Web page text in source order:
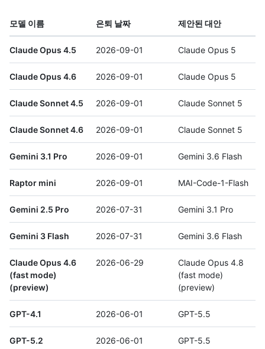
모델 이름 은퇴 날짜 제안된 대안
Claude Opus 4.5 2026-09-01 Claude Opus 5
Claude Opus 4.6 2026-09-01 Claude Opus 5
Claude Sonnet 4.5 2026-09-01 Claude Sonnet 5
Claude Sonnet 4.6 2026-09-01 Claude Sonnet 5
Gemini 3.1 Pro 2026-09-01 Gemini 3.6 Flash
Raptor mini 2026-09-01 MAI-Code-1-Flash
Gemini 2.5 Pro 2026-07-31 Gemini 3.1 Pro
Gemini 3 Flash 2026-07-31 Gemini 3.6 Flash
Claude Opus 4.6
(fast mode)
(preview)
2026-06-29
Claude Opus 4.8
(fast mode)
(preview)
GPT-4.1 2026-06-01 GPT-5.5
GPT-5.2 2026-06-01 GPT-5.5